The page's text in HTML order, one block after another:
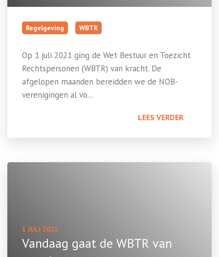
Regelgeving WBTR
Op 1 juli 2021 ging de Wet Bestuur en Toezicht
Rechtspersonen (WBTR) van kracht. De
afgelopen maanden bereidden we de NOB-
verenigingen al vo...
LEES VERDER
1 JULI 2021
Vandaag gaat de WBTR van